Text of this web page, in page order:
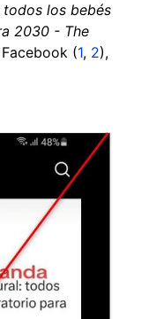
todos los bebés
2030 - The
(1, 2),